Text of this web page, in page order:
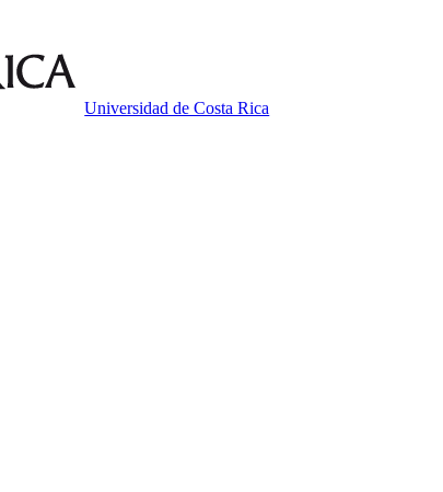
Universidad de Costa Rica